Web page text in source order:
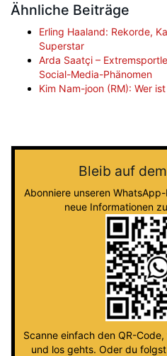
Ähnliche Beiträge
Erling Haaland: Rekorde,
Superstar
Arda Saatçi –
Social-Media-Phänomen
Kim Nam-joon (RM): Wer
Bleib auf
Abonniere unseren
neue Informationen
Scanne einfach den QR-
und los gehts. Oder du